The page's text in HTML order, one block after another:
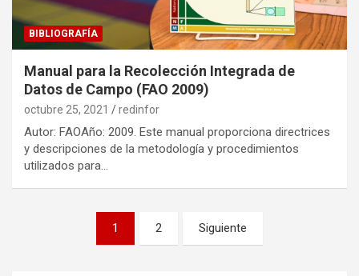
BIBLIOGRAFÍA
Manual para la Recolección Integrada de
Datos de Campo (FAO 2009)
octubre 25, 2021 redinfor
Autor: FAOAño: 2009. Este manual proporciona directrices
y descripciones de la metodología y procedimientos
utilizados para…
1 2 Siguiente